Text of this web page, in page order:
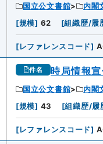
国立公文書館 内閣
[規模] 62 [組織歴/履
[レファレンスコード]
件名 時局情報
国立公文書館 内閣
[規模] 43 [組織歴/履
[レファレンスコード]